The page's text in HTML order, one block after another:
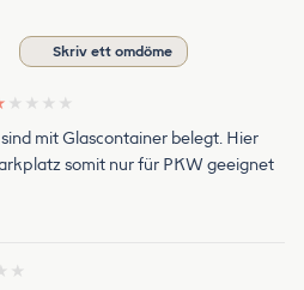
Skriv ett omdöme
★ ★ ★ ★
mit Glascontainer belegt. Hier
somit nur für PKW geeignet
★